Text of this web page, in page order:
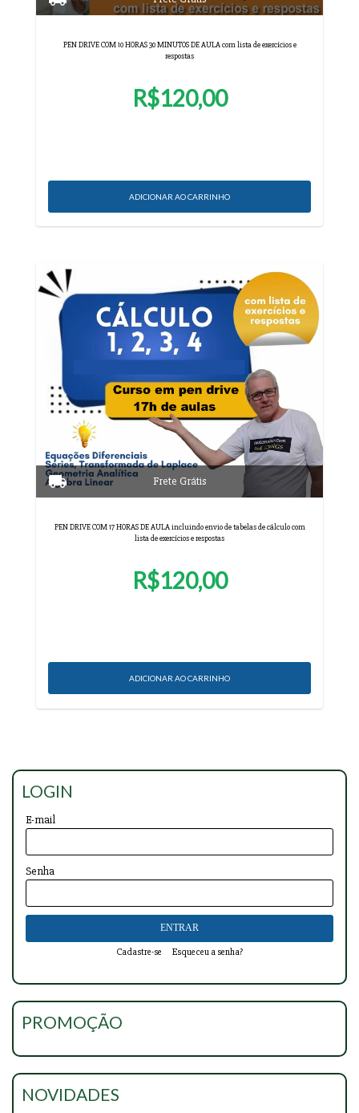
PEN DRIVE COM 10 HORAS 30 MINUTOS DE AULA com lista de exercícios e
respostas
R$120,00
PEN DRIVE COM 17 HORAS DE AULA incluindo envio de tabelas de cálculo com
lista de exercícios e respostas
R$120,00
LOGIN
E-mail
Senha
Cadastre-se Esqueceu a senha?
PROMOÇÃO
NOVIDADES